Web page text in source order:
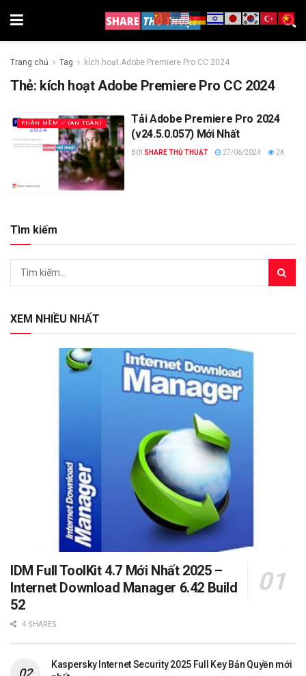
Trang chủ Tag kích hoạt Adobe Premiere Pro CC 2024
Thẻ: kích hoạt Adobe Premiere Pro CC 2024
PHẦN MỀM ✅ (AN TOÀN)
Tải Adobe Premiere Pro 2024
(v24.5.0.057) Mới Nhất
BỞI SHARE THỦ THUẬT 27/06/2024 2K
Tìm kiếm
XEM NHIỀU NHẤT
IDM Full ToolKit 4.7 Mới Nhất 2025 –
Internet Download Manager 6.42 Build
52
4 SHARES
Kaspersky Internet Security 2025 Full Key Bản Quyền mới